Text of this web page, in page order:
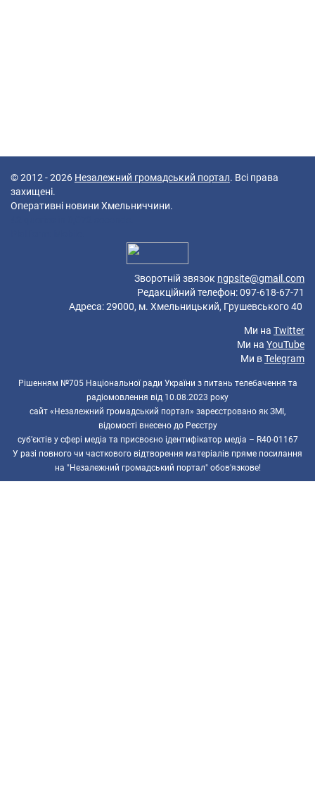
© 2012 - 2026 Незалежний громадський портал. Всі права
захищені.
Оперативні новини Хмельниччини.
Зворотній звязок ngpsite@gmail.com
Редакційний телефон: 097-618-67-71
Адреса: 29000, м. Хмельницький, Грушевського 40
Ми на Twitter
Ми на YouTube
Ми вTelegram
Рішенням №705 Національної ради України з питань телебачення та
радіомовлення від 10.08.2023 року
сайт «Незалежний громадський портал» зареєстровано як ЗМІ,
відомості внесено до Реєстру
суб’єктів у сфері медіа та присвоєно ідентифікатор медіа – R40-01167
У разі повного чи часткового відтворення матеріалів пряме посилання
на "Незалежний громадський портал" обов'язкове!